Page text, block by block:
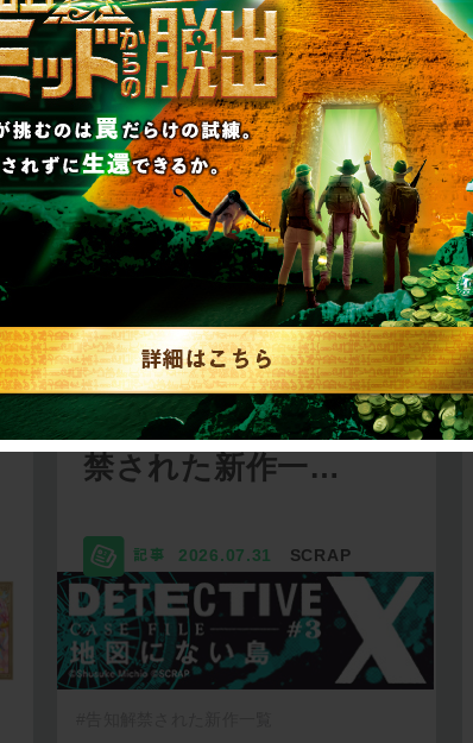
【2026年7月】告知解
禁された新作一…
2026.07.31 SCRAP